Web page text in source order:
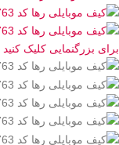
برای بزرگنمایی کلیک کنید